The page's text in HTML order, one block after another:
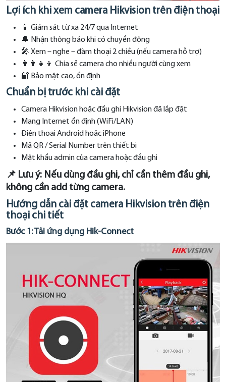
Lợi ích khi xem camera Hikvision trên điện thoại
📱 Giám sát từ xa 24/7 qua Internet
🔔 Nhận thông báo khi có chuyển động
🎤 Xem – nghe – đàm thoại 2 chiều (nếu camera hỗ trợ)
👨‍👩‍👧‍👦 Chia sẻ camera cho nhiều người cùng xem
🔐 Bảo mật cao, ổn định
Chuẩn bị trước khi cài đặt
Camera Hikvision hoặc đầu ghi Hikvision đã lắp đặt
Mạng Internet ổn định (WiFi/LAN)
Điện thoại Android hoặc iPhone
Mã QR / Serial Number trên thiết bị
Mật khẩu admin của camera hoặc đầu ghi
📌 Lưu ý: Nếu dùng đầu ghi, chỉ cần thêm đầu ghi,
không cần add từng camera.
Hướng dẫn cài đặt camera Hikvision trên điện
thoại chi tiết
Bước 1: Tải ứng dụng Hik-Connect